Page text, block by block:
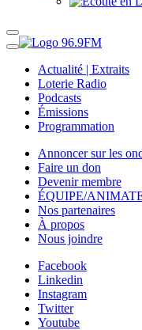
Actualité | Extraits
Loterie Radio
Podcasts
Émissions
Programmation
Annoncer sur les
Faire un don
Devenir membre
ÉQUIPE/
Nos partenaires
À propos
Nous joindre
Facebook
Linkedin
Instagram
Twitter
Youtube